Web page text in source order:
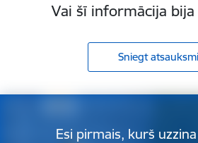
Vai šī informācija
Sniegt atsauksmi
Esi pirmais, kurš